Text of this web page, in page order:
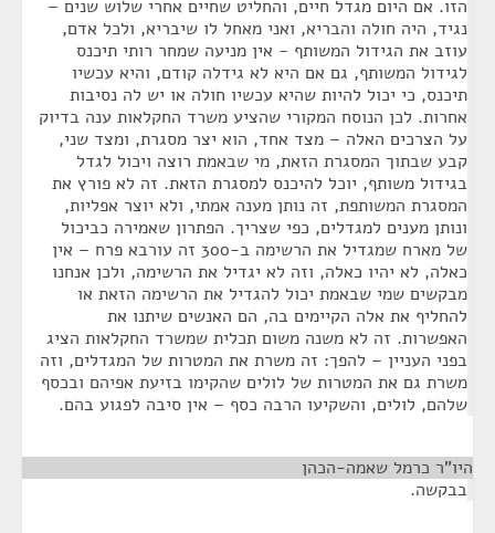
הזו. אם היום מגדל חיים, והחליט שחיים אחרי שלוש שנים –
נגיד, היה חולה והבריא, ואני מאחל לו שיבריא, ולכל אדם,
עוזב את הגידול המשותף - אין מניעה שמחר רותי תיכנס
לגידול המשותף, גם אם היא לא גידלה קודם, והיא עכשיו
תיכנס, כי יכול להיות שהיא עכשיו חולה או יש לה נסיבות
אחרות. לכן הנוסח המקורי שהציע משרד החקלאות ענה בדיוק
על הצרכים האלה – מצד אחד, הוא יצר מסגרת, ומצד שני,
קבע שבתוך המסגרת הזאת, מי שבאמת רוצה ויכול לגדל
בגידול משותף, יוכל להיכנס למסגרת הזאת. זה לא פורץ את
המסגרת המשותפת, זה נותן מענה אמתי, ולא יוצר אפליות,
ונותן מענים למגדלים, כפי שצריך. הפתרון שאמירה כביכול
של מארח שמגדיל את הרשימה ב-300 זה עורבא פרח – אין
כאלה, לא יהיו כאלה, וזה לא יגדיל את הרשימה, ולכן אנחנו
מבקשים שמי שבאמת יכול להגדיל את הרשימה הזאת או
להחליף את אלה הקיימים בה, הם האנשים שיתנו את
האפשרות. זה לא משנה משום תכלית שמשרד החקלאות הציג
בפני העניין – להפך: זה משרת את המטרות של המגדלים, וזה
משרת גם את המטרות של לולים שהקימו בזיעת אפיהם ובכסף
שלהם, לולים, והשקיעו הרבה כסף – אין סיבה לפגוע בהם.
היו"ר כרמל שאמה-הכהן
בבקשה.